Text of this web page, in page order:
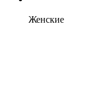
Женские